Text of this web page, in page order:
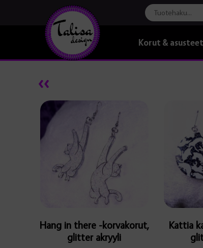
Korut & asusteet
Hang in there -korvakorut,
glitter akryyli
Kattia